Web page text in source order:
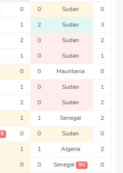
0 0 Sudan 0
1 2 Sudan 3
2 0 Sudan 2
1 0 Sudan 1
0 0 Mauritania 0
1 0 Sudan 1
2 0 Sudan 2
1 1 Senegal 2
0 0 Sudan 0
1 1 Algeria 2
0 0 Senegal 90 0